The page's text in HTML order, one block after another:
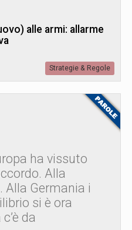
alle armi: allarme
Strategie & Regole
ha vissuto
Alla
Alla Germania i
si è ora
da